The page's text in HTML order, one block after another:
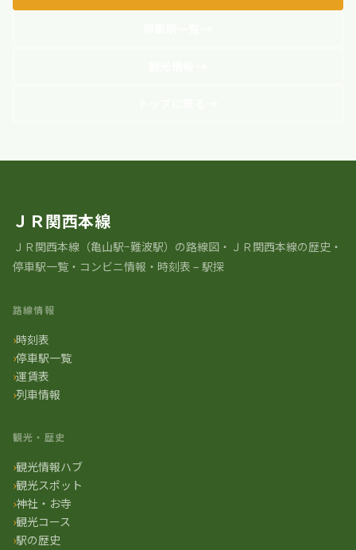
ＪＲ関西本線
ＪＲ関⻄本線（亀山駅−難波駅）の路線図・ＪＲ関西本線の歴史・
停車駅一覧・コンビニ情報・時刻表 – 駅探
路線情報
時刻表
停車駅一覧
運賃表
列車情報
観光・歴史
観光情報ハブ
観光スポット
神社・お寺
観光コース
駅の歴史